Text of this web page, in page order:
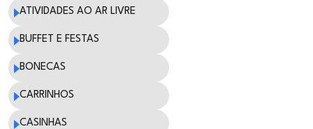
ATIVIDADES AO AR LIVRE
BUFFET E FESTAS
BONECAS
CARRINHOS
CASINHAS